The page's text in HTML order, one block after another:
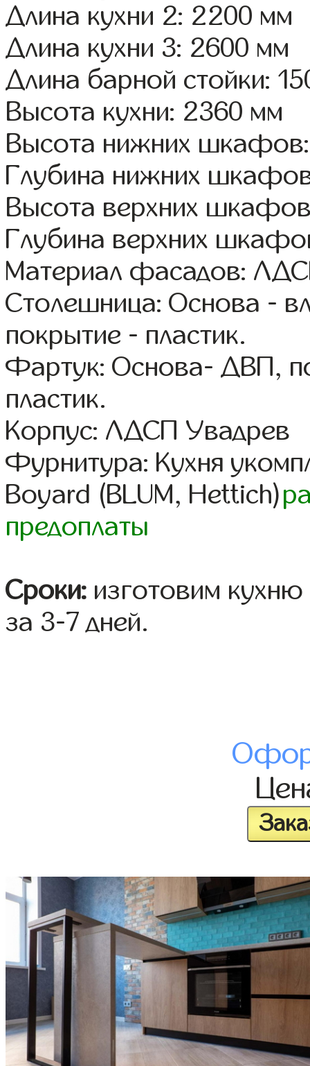
Длина кухни 2: 2200 мм
Длина кухни 3: 2600 мм
Длина барной стойки:
Высота кухни: 2360 мм
Высота нижних
Глубина нижних
Высота верхних
Глубина верхних
Материал фасадов:
Столешница: Основа -
покрытие - пластик.
Фартук: Основа- ДВП,
пластик.
Корпус: ЛДСП Увадрев
Фурнитура: Кухня
Boyard (BLUM, Hettich)
предоплаты
Сроки: изготовим
за 3-7 дней.